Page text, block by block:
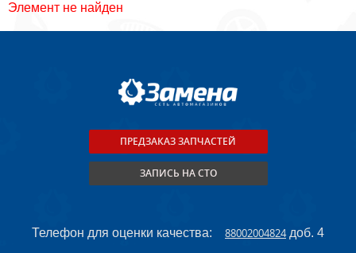
Элемент не найден
ПРЕДЗАКАЗ ЗАПЧАСТЕЙ
ЗАПИСЬ НА СТО
Телефон для оценки качества: 88002004824доб. 4